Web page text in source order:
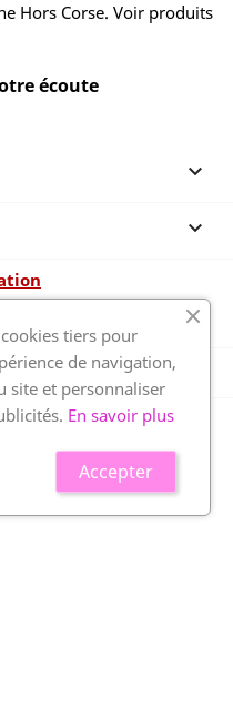
Hors Corse. Voir produits
écoute



Avis Garantis,cliquez ici pour
développé par Wess
tiers pour
de navigation,
site et personnaliser
En savoir plus
Accepter